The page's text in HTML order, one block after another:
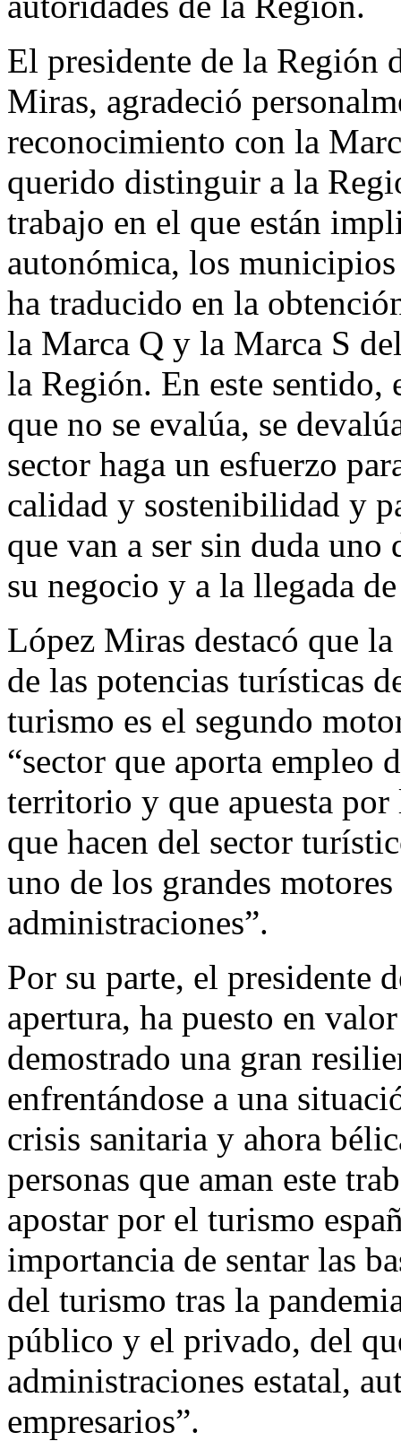
El presidente de la Región
Miras, agradeció
reconocimiento con la
querido distinguir a la
trabajo en el que están
autonómica, los municipios
ha traducido en la
la Marca Q y la Marca S
la Región. En este sentido,
que no se evalúa, se
sector haga un esfuerzo
calidad y sostenibilidad y
que van a ser sin duda uno
su negocio y a la llegada
López Miras destacó que
de las potencias turísticas
turismo es el segundo
“sector que aporta empleo
territorio y que apuesta
que hacen del sector
uno de los grandes
administraciones”.
Por su parte, el presidente
apertura, ha puesto en
demostrado una gran
enfrentándose a una
crisis sanitaria y ahora
personas que aman este
apostar por el turismo
importancia de sentar las
del turismo tras la
público y el privado, del
administraciones estatal,
empresarios”.